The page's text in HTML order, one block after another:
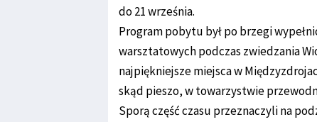
do 21 września.
Program pobytu był po brzegi
warsztatowych podczas zwiedzania
najpiękniejsze miejsca w
skąd pieszo, w towarzystwie
Sporą część czasu przeznaczyli na